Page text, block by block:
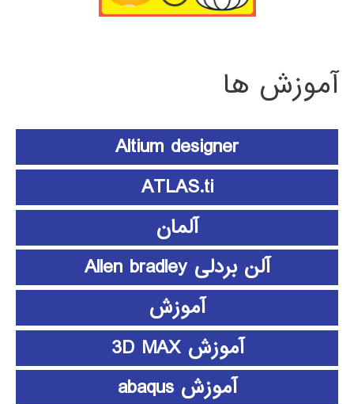
آموزش ها
Altium designer
ATLAS.ti
آلمان
آلن بردلی Allen bradley
آموزش
آموزش 3D MAX
آموزش abaqus